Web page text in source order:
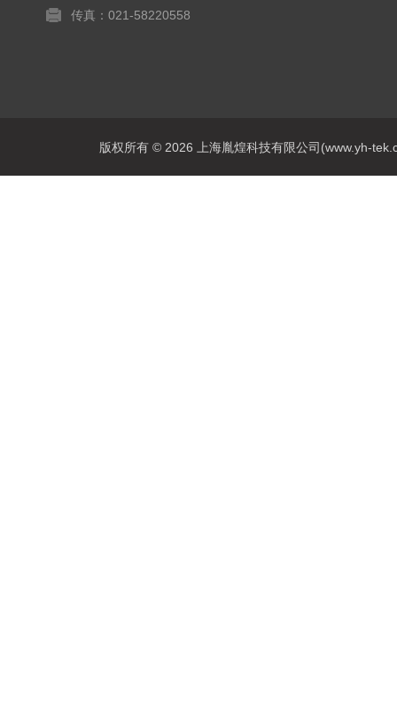
传真：021-58220558
版权所有 © 2026 上海胤煌科技有限公司(www.yh-